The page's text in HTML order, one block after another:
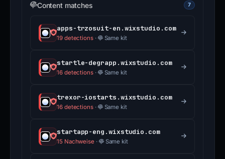
Content matches 7
apps-trzosuit-en.wixstudio.com
19 detections· Same kit
startle-degrapp.wixstudio.com
16 detections· Same kit
trexor-iostarts.wixstudio.com
16 detections· Same kit
startapp-eng.wixstudio.com
15 Nachweise · Same kit